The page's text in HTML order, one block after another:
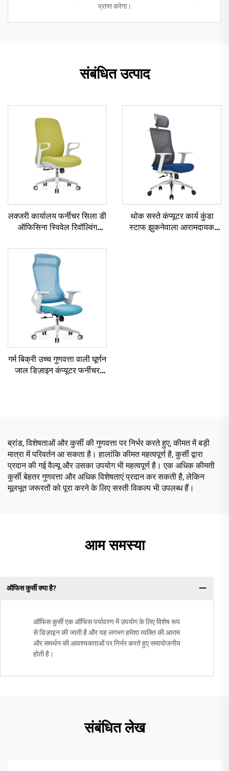
प्राप्त करेगा।
संबंधित उत्पाद
लक्जरी कार्यालय फर्नीचर सिला डी
ऑफिसिना स्विवेल रिवॉल्विंग
डेस्क मिड बैक मेष चेयर ऑफिस के
लिए
थोक सस्ते कंप्यूटर कार्य कुंडा
स्टाफ झुकनेवाला आरामदायक
गर्म बिक्री उच्च गुणवत्ता वाली घूर्णन
जाल डिज़ाइन कंप्यूटर फर्नीचर
ब्रांड, विशेषताओं और कुर्सी की गुणवत्ता पर निर्भर करते हुए, कीमत में बड़ी
मात्रा में परिवर्तन आ सकता है। हालांकि कीमत महत्वपूर्ण है, कुर्सी द्वारा
प्रदान की गई वैल्यू और उसका उपयोग भी महत्वपूर्ण है। एक अधिक कीमती
कुर्सी बेहतर गुणवत्ता और अधिक विशेषताएं प्रदान कर सकती है, लेकिन
मूलभूत जरूरतों को पूरा करने के लिए सस्ती विकल्प भी उपलब्ध हैं।
आम समस्या
ऑफिस कुर्सी क्या है?
ऑफिस कुर्सी एक ऑफिस पर्यावरण में उपयोग के लिए विशेष रूप
से डिज़ाइन की जाती है और यह लगभग हमेशा व्यक्ति की आराम
और समर्थन की आवश्यकताओं पर निर्भर करते हुए समायोजनीय
होती है।
संबंधित लेख